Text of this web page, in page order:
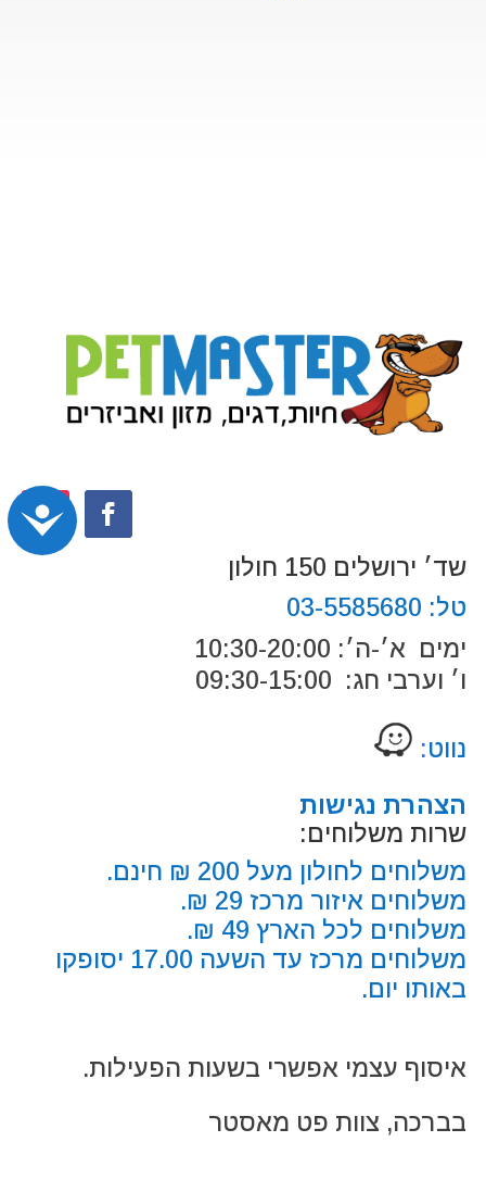
שד׳ ירושלים 150 חולון
טל: 03-5585680
ימים א׳-ה׳: 10:30-20:00
ו׳ וערבי חג: 09:30-15:00
נווט:
הצהרת נגישות
שרות משלוחים:
משלוחים לחולון מעל 200 ₪ חינם.
משלוחים איזור מרכז 29 ₪.
משלוחים לכל הארץ 49 ₪.
משלוחים מרכז עד השעה 17.00 יסופקו
באותו יום.
איסוף עצמי אפשרי בשעות הפעילות.
בברכה, צוות פט מאסטר